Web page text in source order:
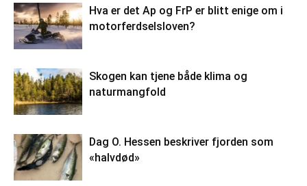
Hva er det Ap og FrP er blitt enige om i
motorferdselsloven?
Skogen kan tjene både klima og
naturmangfold
Dag O. Hessen beskriver fjorden som
«halvdød»